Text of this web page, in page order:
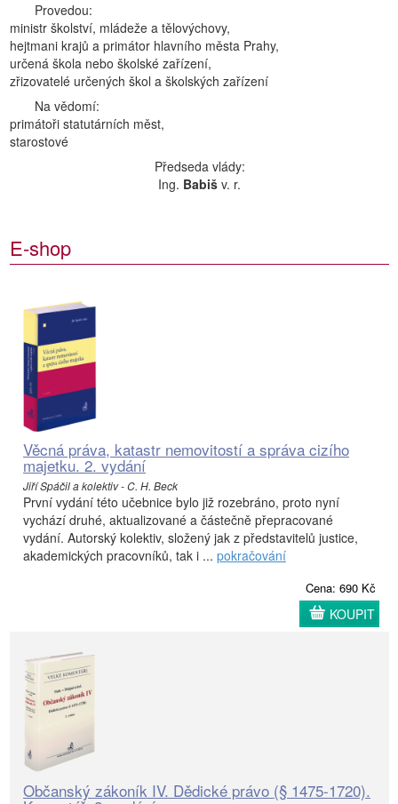
Provedou:
ministr školství, mládeže a tělovýchovy,
hejtmani krajů a primátor hlavního města Prahy,
určená škola nebo školské zařízení,
zřizovatelé určených škol a školských zařízení
Na vědomí:
primátoři statutárních měst,
starostové
Předseda vlády:
Ing. Babiš v. r.
E-shop
Věcná práva, katastr nemovitostí a správa cizího
majetku. 2. vydání
Jiří Spáčil a kolektiv - C. H. Beck
První vydání této učebnice bylo již rozebráno, proto nyní
vychází druhé, aktualizované a částečně přepracované
vydání. Autorský kolektiv, složený jak z představitelů justice,
akademických pracovníků, tak i ... pokračování
Cena: 690 Kč
KOUPIT
Občanský zákoník IV. Dědické právo (§ 1475-1720).